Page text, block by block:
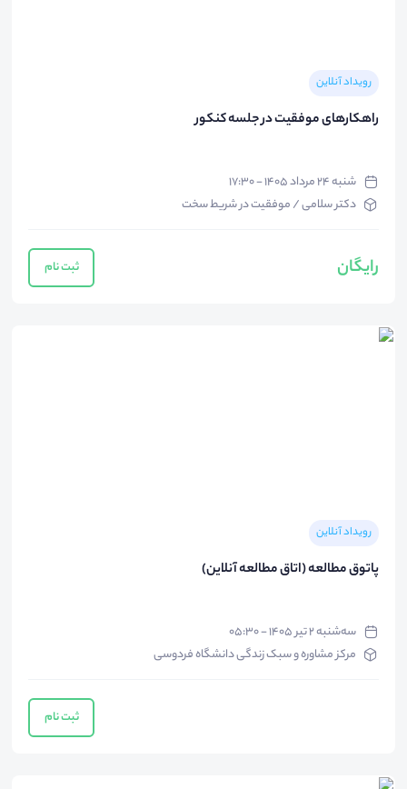
رویداد آنلاین
راهکارهای موفقیت در جلسه کنکور
شنبه ۲۴ مرداد ۱۴۰۵ - ۱۷:۳۰
دکتر سلامی / موفقیت در شریط سخت
رایگان ثبت نام
رویداد آنلاین
پاتوق مطالعه (اتاق مطالعه آنلاین)
سه‌شنبه ۲ تیر ۱۴۰۵ - ۰۵:۳۰
مرکز مشاوره و سبک زندگی دانشگاه فردوسی
ثبت نام